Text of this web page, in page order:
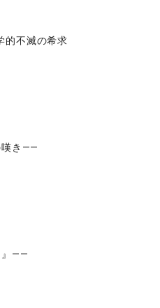
的不滅の希求
嘆き――
』――